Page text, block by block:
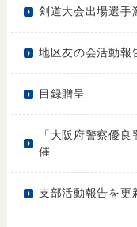
剣道大会出場選手
地区友の会活動報
目録贈呈
「大阪府警察優
催
支部活動報告を更